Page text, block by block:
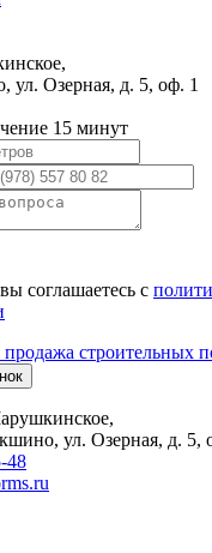
ул. Озерная, д. 5, оф. 1
15 минут
соглашаетесь с
строительных
ул. Озерная, д. 5,
48